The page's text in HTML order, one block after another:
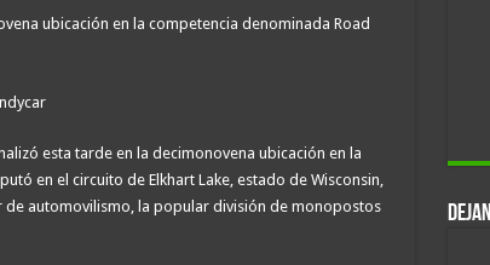
ubicación en la competencia denominada Road
esta tarde en la decimonovena ubicación en la
en el circuito de Elkhart Lake, estado de Wisconsin,
automovilismo, la popular división de monopostos